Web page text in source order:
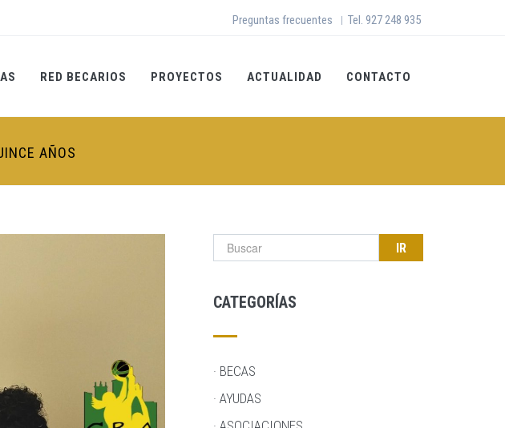
Preguntas frecuentes | Tel. 927 248 935
RED BECARIOS PROYECTOS ACTUALIDAD CONTACTO
AÑOS
Formulario de búsqueda
CATEGORÍAS
· BECAS
· AYUDAS